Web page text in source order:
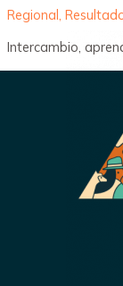
Regional
Intercambio,